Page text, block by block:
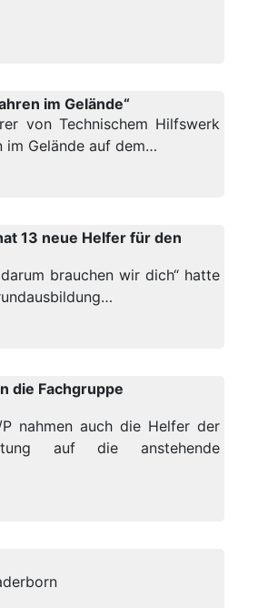
im Gelände“
von Technischem Hilfswerk
im Gelände auf dem…
13 neue Helfer für den
brauchen wir dich“ hatte
die Fachgruppe
nahmen auch die Helfer der
auf die anstehende